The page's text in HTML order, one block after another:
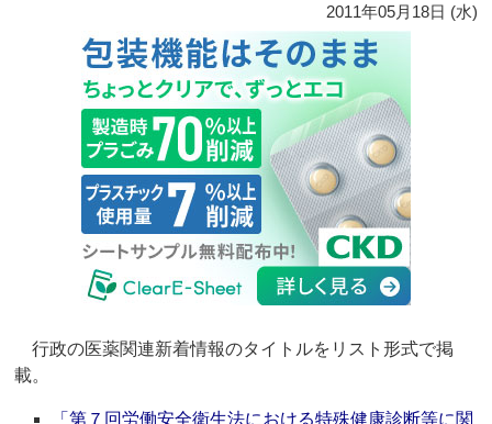
2011年05月18日 (水)
行政の医薬関連新着情報のタイトルをリスト形式で掲
載。
「第７回労働安全衛生法における特殊健康診断等に関